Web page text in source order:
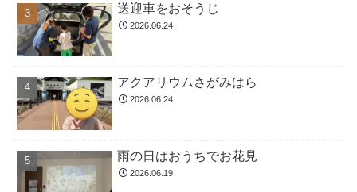
送迎車をおそうじ
2026.06.24
アクアリウムさがみはら
2026.06.24
雨の日はおうちでお花見
2026.06.19